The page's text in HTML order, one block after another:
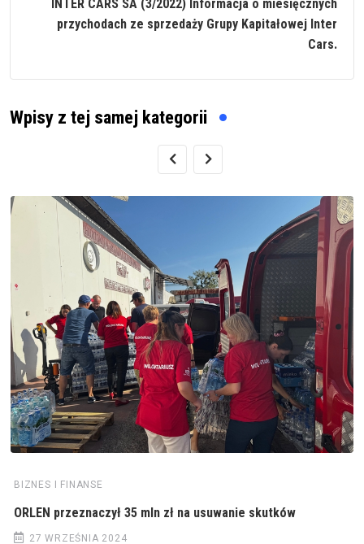
INTER CARS SA (3/2022) Informacja o miesięcznych
przychodach ze sprzedaży Grupy Kapitałowej Inter
Cars.
Wpisy z tej samej kategorii
BIZNES I FINANSE
ORLEN przeznaczył 35 mln zł na usuwanie skutków
27 WRZEŚNIA 2024